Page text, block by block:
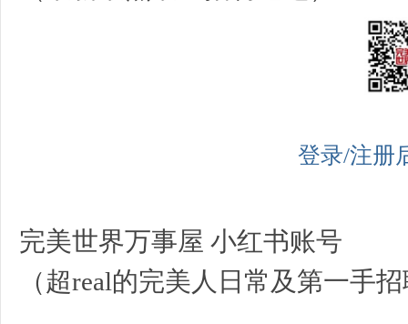
登录/注册
完美世界万事屋 小红书账号
（超real的完美人日常及第一手